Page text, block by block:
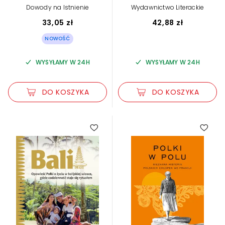
Dowody na Istnienie
33,05 zł
NOWOŚĆ
WYSYŁAMY W 24H
DO KOSZYKA
Wydawnictwo Literackie
42,88 zł
WYSYŁAMY W 24H
DO KOSZYKA